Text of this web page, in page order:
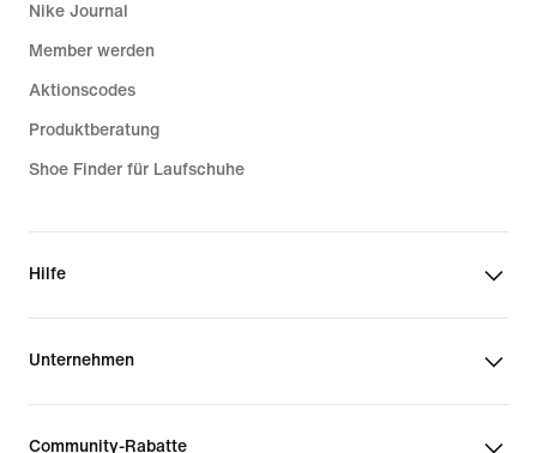
Nike Journal
Member werden
Aktionscodes
Produktberatung
Shoe Finder für Laufschuhe
Hilfe
Unternehmen
Community-Rabatte